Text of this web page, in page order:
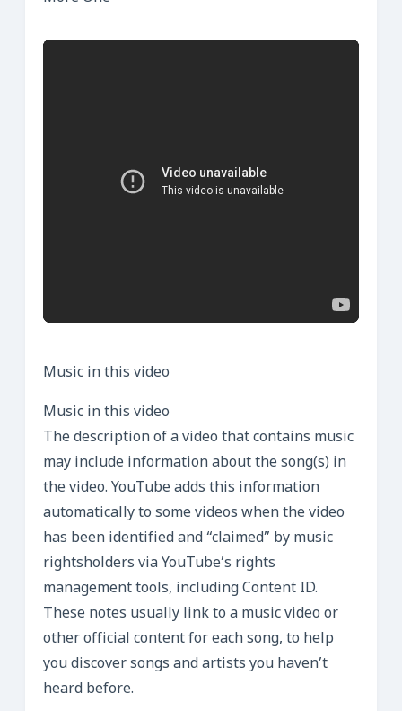
Music in this video
Music in this video
The description of a video that contains music
may include information about the song(s) in
the video. YouTube adds this information
automatically to some videos when the video
has been identified and “claimed” by music
rightsholders via YouTube’s rights
management tools, including Content ID.
These notes usually link to a music video or
other official content for each song, to help
you discover songs and artists you haven’t
heard before.